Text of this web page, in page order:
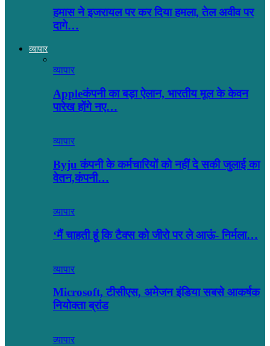
हमास ने इजरायल पर कर दिया हमला, तेल अवीव पर
दागे…
व्यापार
व्यापार
Appleकंपनी का बड़ा ऐलान, भारतीय मूल के केवन
पारेख होंगे नए…
व्यापार
Byju कंपनी के कर्मचारियों को नहीं दे सकी जुलाई का
वेतन,कंपनी…
व्यापार
‘मैं चाहती हूं कि टैक्स को जीरो पर ले आऊं- निर्मला…
व्यापार
Microsoft, टीसीएस, अमेजन इंडिया सबसे आकर्षक
नियोक्ता ब्रांड
व्यापार